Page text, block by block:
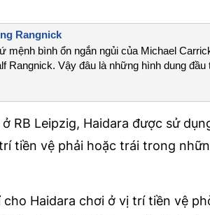
Rangnick
mệnh bình ổn ngắn ngủi của Michael
Rangnick. Vậy đâu là những hình dung đầu
RB Leipzig, Haidara được sử
tiền vệ phải hoặc trái trong
Haidara chơi ở vị trí tiền vệ